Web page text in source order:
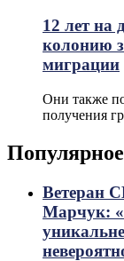
12 лет на
колонию
миграции
Они также
получения
Популярное
Ветеран
Марчук: